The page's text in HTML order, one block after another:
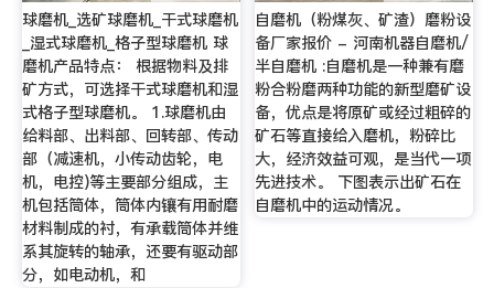
球磨机_选矿球磨机_干式球磨机
_湿式球磨机_格子型球磨机 球
磨机产品特点： 根据物料及排
矿方式，可选择干式球磨机和湿
式格子型球磨机。 1.球磨机由
给料部、出料部、回转部、传动
部（减速机，小传动齿轮，电
机，电控)等主要部分组成，主
机包括筒体，筒体内镶有用耐磨
材料制成的衬，有承载筒体并维
系其旋转的轴承，还要有驱动部
分，如电动机，和
自磨机（粉煤灰、矿渣）磨粉设
备厂家报价 - 河南机器自磨机/
半自磨机 :自磨机是一种兼有磨
粉合粉磨两种功能的新型磨矿设
备，优点是将原矿或经过粗碎的
矿石等直接给入磨机，粉碎比
大，经济效益可观，是当代一项
先进技术。 下图表示出矿石在
自磨机中的运动情况。